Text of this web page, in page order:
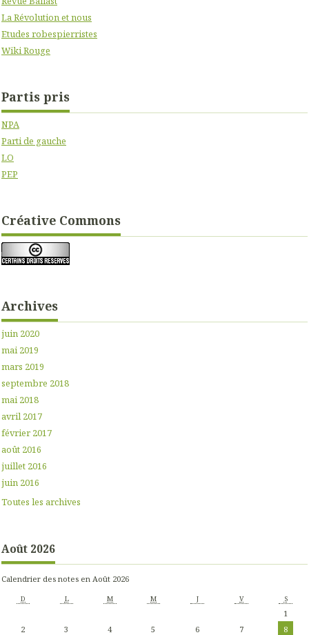
La Révolution et nous
Etudes robespierristes
Wiki Rouge
Partis pris
NPA
Parti de gauche
LO
PEP
Créative Commons
Archives
juin 2020
mai 2019
mars 2019
septembre 2018
mai 2018
avril 2017
février 2017
août 2016
juillet 2016
juin 2016
Toutes les archives
Août 2026
Calendrier des notes en Août 2026
D L M M J V S
1
2
3 4 5 6 7
8